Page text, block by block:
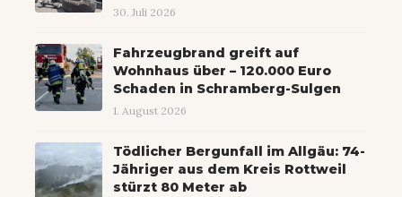
30. Juli 2026
Fahrzeugbrand greift auf
Wohnhaus über – 120.000 Euro
Schaden in Schramberg-Sulgen
1. August 2026
Tödlicher Bergunfall im Allgäu: 74-
Jähriger aus dem Kreis Rottweil
stürzt 80 Meter ab